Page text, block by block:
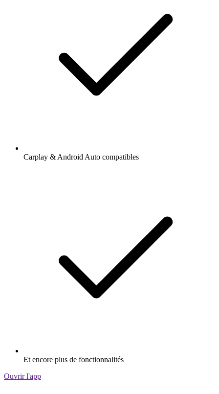
Carplay & Android Auto compatibles
Et encore plus de fonctionnalités
Ouvrir l'app